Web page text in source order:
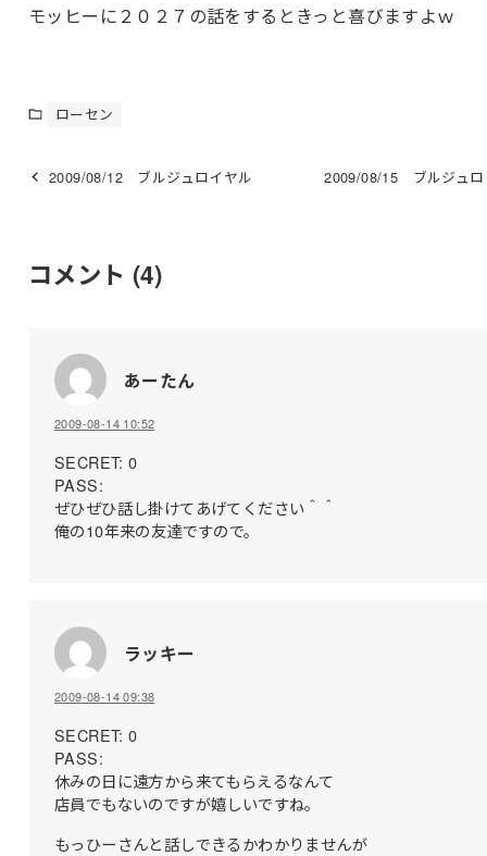
モッヒーに２０２７の話をするときっと喜びますよｗ
ローセン
2009/08/12 ブルジュロイヤル 2009/08/15 ブルジュロ
コメント (4)
あーたん
2009-08-14 10:52
SECRET: 0
PASS:
ぜひぜひ話し掛けてあげてください＾＾
俺の10年来の友達ですので。
ラッキー
2009-08-14 09:38
SECRET: 0
PASS:
休みの日に遠方から来てもらえるなんて
店員でもないのですが嬉しいですね。
もっひーさんと話しできるかわかりませんが